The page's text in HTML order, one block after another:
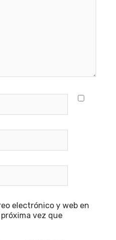
electrónico y web en
vez que